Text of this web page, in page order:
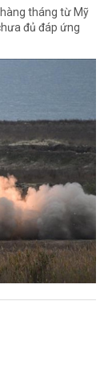
tháng từ Mỹ
đủ đáp ứng